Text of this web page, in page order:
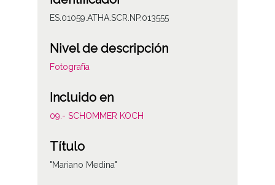
ES.01059.ATHA.SCR.NP.013555
Nivel de descripción
Fotografía
Incluido en
09.- SCHOMMER KOCH
Título
"Mariano Medina"